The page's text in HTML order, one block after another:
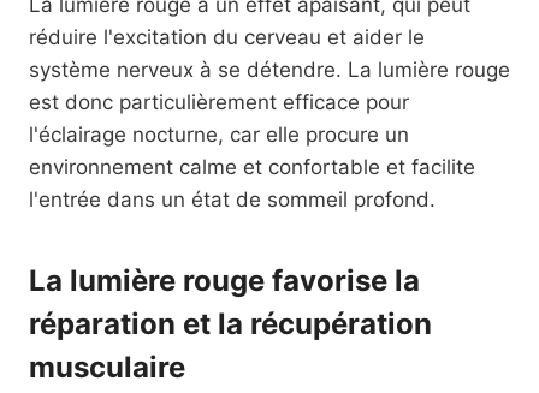
La lumière rouge a un effet apaisant, qui peut
réduire l'excitation du cerveau et aider le
système nerveux à se détendre. La lumière rouge
est donc particulièrement efficace pour
l'éclairage nocturne, car elle procure un
environnement calme et confortable et facilite
l'entrée dans un état de sommeil profond.
La lumière rouge favorise la
réparation et la récupération
musculaire